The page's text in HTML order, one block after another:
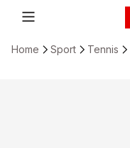
Home Sport Tennis